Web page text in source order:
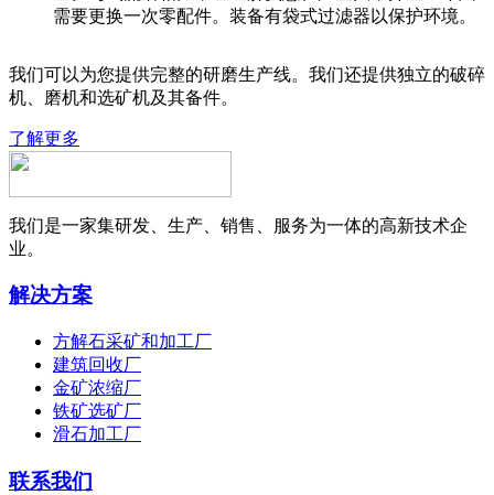
需要更换一次零配件。装备有袋式过滤器以保护环境。
我们可以为您提供完整的研磨生产线。我们还提供独立的破碎
机、磨机和选矿机及其备件。
了解更多
我们是一家集研发、生产、销售、服务为一体的高新技术企
业。
解决方案
方解石采矿和加工厂
建筑回收厂
金矿浓缩厂
铁矿选矿厂
滑石加工厂
联系我们